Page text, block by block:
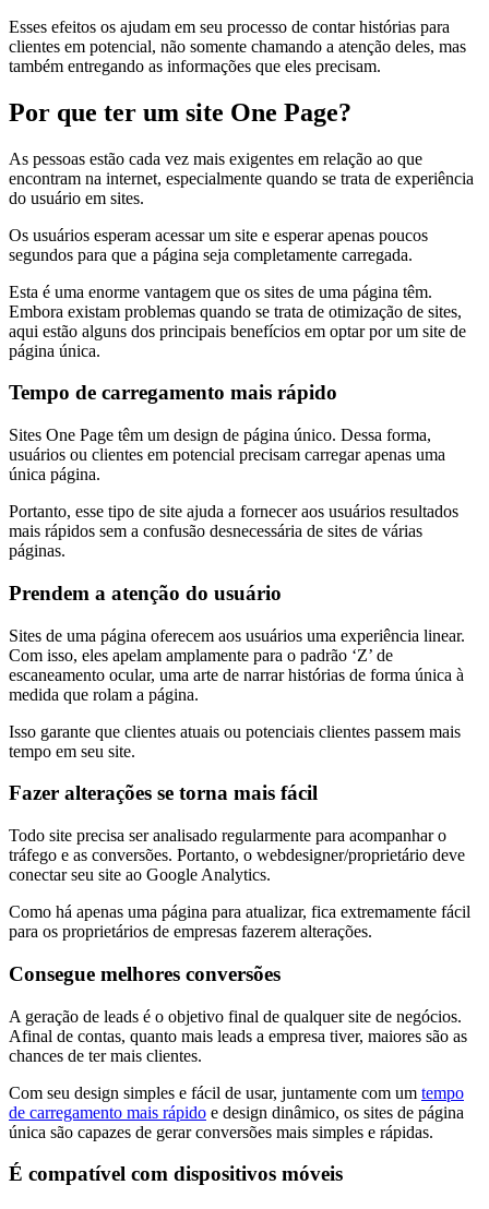
Esses efeitos os ajudam em seu processo de contar histórias para
clientes em potencial, não somente chamando a atenção deles, mas
também entregando as informações que eles precisam.
Por que ter um site One Page?
As pessoas estão cada vez mais exigentes em relação ao que
encontram na internet, especialmente quando se trata de experiência
do usuário em sites.
Os usuários esperam acessar um site e esperar apenas poucos
segundos para que a página seja completamente carregada.
Esta é uma enorme vantagem que os sites de uma página têm.
Embora existam problemas quando se trata de otimização de sites,
aqui estão alguns dos principais benefícios em optar por um site de
página única.
Tempo de carregamento mais rápido
Sites One Page têm um design de página único. Dessa forma,
usuários ou clientes em potencial precisam carregar apenas uma
única página.
Portanto, esse tipo de site ajuda a fornecer aos usuários resultados
mais rápidos sem a confusão desnecessária de sites de várias
páginas.
Prendem a atenção do usuário
Sites de uma página oferecem aos usuários uma experiência linear.
Com isso, eles apelam amplamente para o padrão ‘Z’ de
escaneamento ocular, uma arte de narrar histórias de forma única à
medida que rolam a página.
Isso garante que clientes atuais ou potenciais clientes passem mais
tempo em seu site.
Fazer alterações se torna mais fácil
Todo site precisa ser analisado regularmente para acompanhar o
tráfego e as conversões. Portanto, o webdesigner/proprietário deve
conectar seu site ao Google Analytics.
Como há apenas uma página para atualizar, fica extremamente fácil
para os proprietários de empresas fazerem alterações.
Consegue melhores conversões
A geração de leads é o objetivo final de qualquer site de negócios.
Afinal de contas, quanto mais leads a empresa tiver, maiores são as
chances de ter mais clientes.
Com seu design simples e fácil de usar, juntamente com um tempo
de carregamento mais rápido e design dinâmico, os sites de página
única são capazes de gerar conversões mais simples e rápidas.
É compatível com dispositivos móveis